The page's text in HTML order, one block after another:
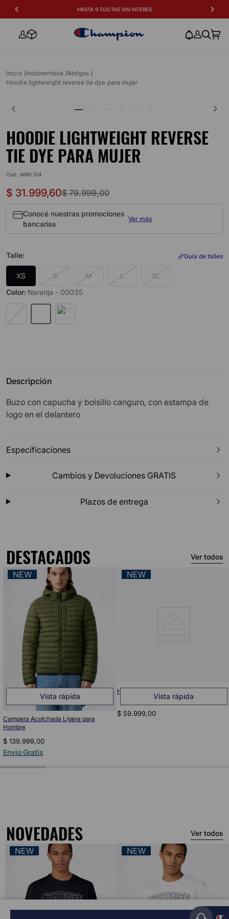
HASTA 9 CUOTAS SIN INTERÉS
indumentaria
abrigos
hoodie lightweight reverse tie dye para mujer
HOODIE LIGHTWEIGHT REVERSE
TIE DYE PARA MUJER
Cod. : MWL124
$ 79.999,00
$ 31.999,60
Conocé nuestras promociones
bancarias
Ver màs
Talle:
XS S M L XL
Guía de talles
Color: Naranja - 00035
Descripción
Buzo con capucha y bolsillo canguro, con estampa de
logo en el delantero
Especificaciones
Cambios y Devoluciones GRATIS
Plazos de entrega
DESTACADOS Ver todos
NEW
Campera Acolchada Ligera para
Hombre
$ 139.999,00
Envio Gratis
Vista rápida
NEW
Hoodie Script Shop para Mujer
$ 59.999,00
Vista rápida
NOVEDADES Ver todos
NEW NEW